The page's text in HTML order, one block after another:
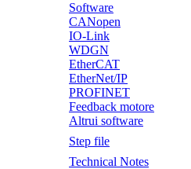
Software
CANopen
IO-Link
WDGN
EtherCAT
EtherNet/IP
PROFINET
Feedback motore
Altrui software
Step file
Technical Notes